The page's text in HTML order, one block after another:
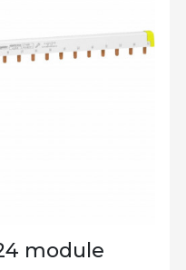
module